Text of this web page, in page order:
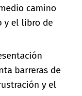
camino
y el libro de
barreras de
y el